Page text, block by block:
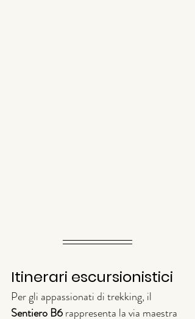
Itinerari escursionistici
Per gli appassionati di trekking, il
Sentiero B6 rappresenta la via maestra